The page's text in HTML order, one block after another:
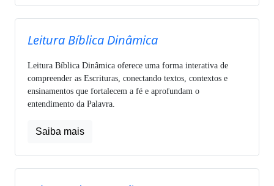
Leitura Bíblica Dinâmica
Leitura Bíblica Dinâmica oferece uma forma interativa de
compreender as Escrituras, conectando textos, contextos e
ensinamentos que fortalecem a fé e aprofundam o
entendimento da Palavra.
Saiba mais